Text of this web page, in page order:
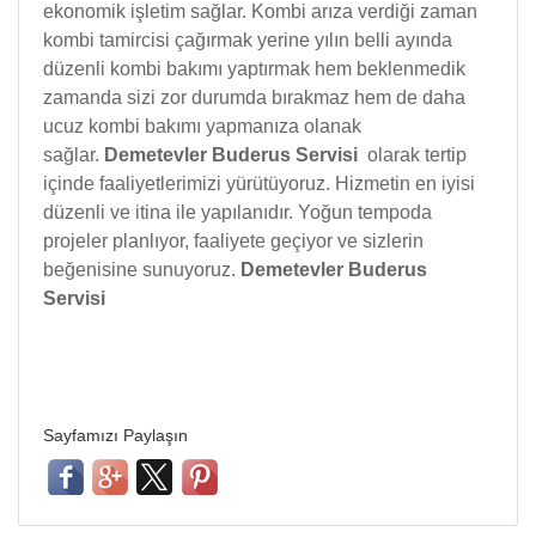
ekonomik işletim sağlar. Kombi arıza verdiği zaman
kombi tamircisi çağırmak yerine yılın belli ayında
düzenli kombi bakımı yaptırmak hem beklenmedik
zamanda sizi zor durumda bırakmaz hem de daha
ucuz kombi bakımı yapmanıza olanak
sağlar. Demetevler Buderus Servisi olarak tertip
içinde faaliyetlerimizi yürütüyoruz. Hizmetin en iyisi
düzenli ve itina ile yapılanıdır. Yoğun tempoda
projeler planlıyor, faaliyete geçiyor ve sizlerin
beğenisine sunuyoruz. Demetevler Buderus
Servisi
Sayfamızı Paylaşın